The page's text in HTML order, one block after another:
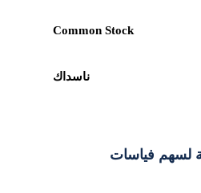
Common Stock
ناسداك
لسهم فياسات